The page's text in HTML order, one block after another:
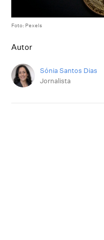
Foto: Pexels
Autor
Sónia Santos Dias
Jornalista